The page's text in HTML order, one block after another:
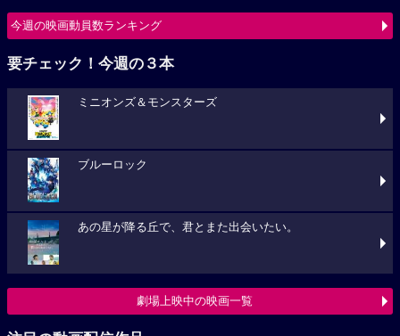
今週の映画動員数ランキング
要チェック！今週の３本
ミニオンズ＆モンスターズ
ブルーロック
あの星が降る丘で、君とまた出会いたい。
劇場上映中の映画一覧